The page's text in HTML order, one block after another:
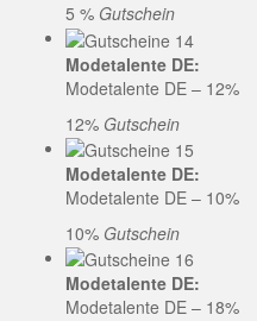
5 % Gutschein
Modetalente DE:
Modetalente DE – 12%
12% Gutschein
Modetalente DE:
Modetalente DE – 10%
10% Gutschein
Modetalente DE:
Modetalente DE – 18%